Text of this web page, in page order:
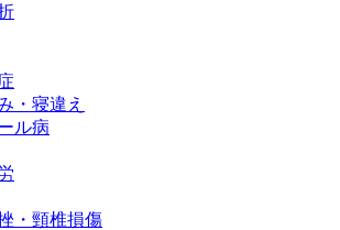
・寝違え
ル病
・頸椎損傷